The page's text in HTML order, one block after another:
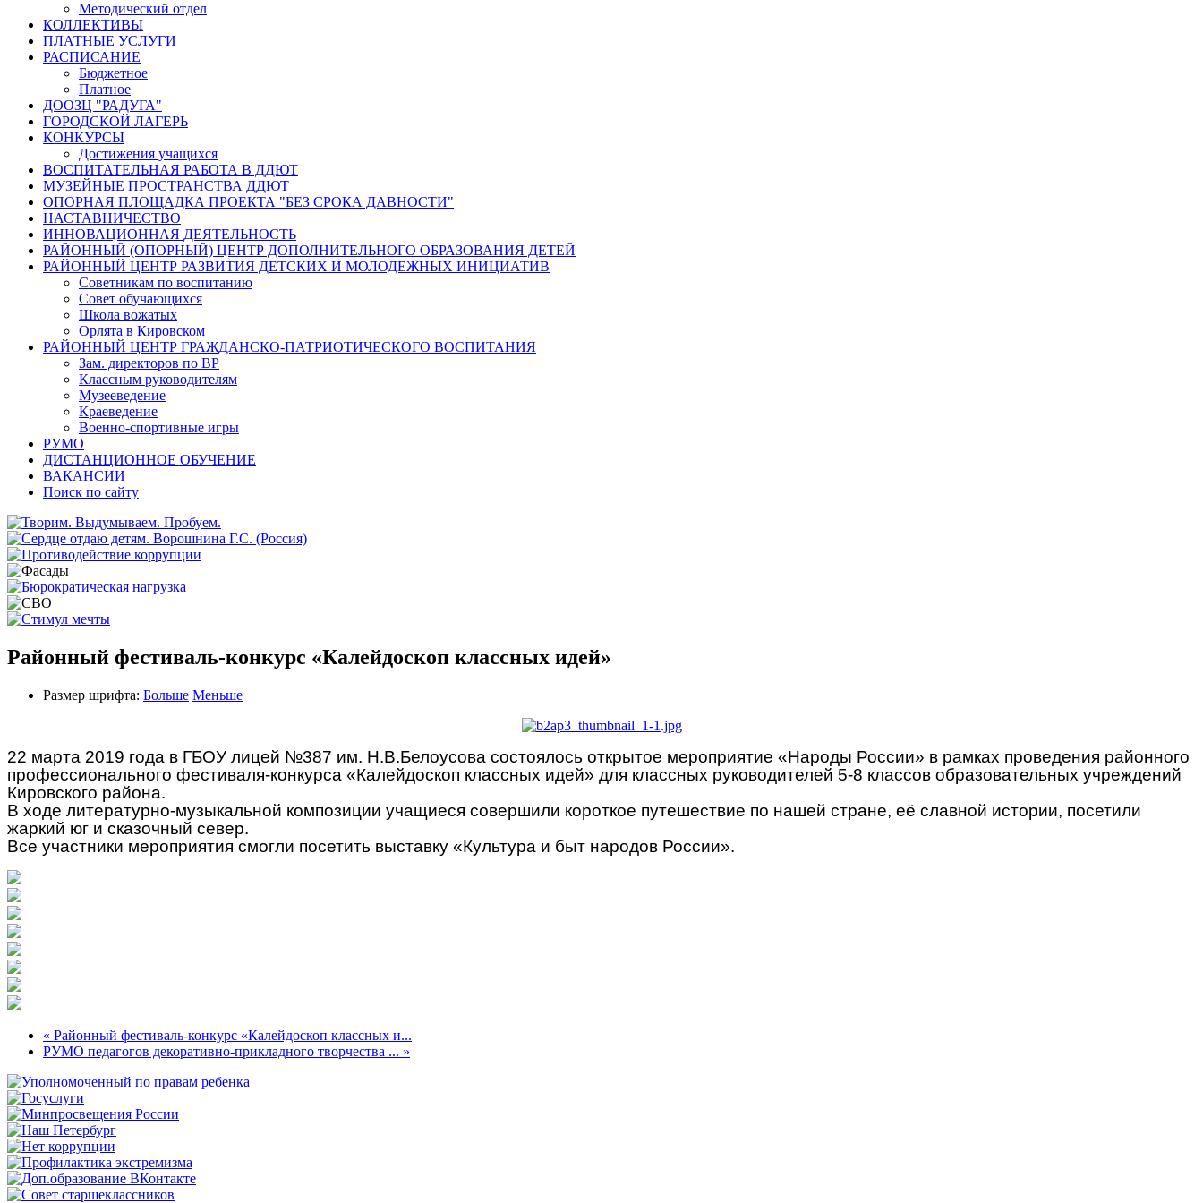
Методический отдел
КОЛЛЕКТИВЫ
ПЛАТНЫЕ УСЛУГИ
РАСПИСАНИЕ
Бюджетное
Платное
ДООЗЦ "РАДУГА"
ГОРОДСКОЙ ЛАГЕРЬ
КОНКУРСЫ
Достижения учащихся
ВОСПИТАТЕЛЬНАЯ РАБОТА В ДДЮТ
МУЗЕЙНЫЕ ПРОСТРАНСТВА ДДЮТ
ОПОРНАЯ ПЛОЩАДКА ПРОЕКТА "БЕЗ СРОКА ДАВНОСТИ"
НАСТАВНИЧЕСТВО
ИННОВАЦИОННАЯ ДЕЯТЕЛЬНОСТЬ
РАЙОННЫЙ (ОПОРНЫЙ) ЦЕНТР ДОПОЛНИТЕЛЬНОГО ОБРАЗОВАНИЯ ДЕТЕЙ
РАЙОННЫЙ ЦЕНТР РАЗВИТИЯ ДЕТСКИХ И МОЛОДЕЖНЫХ ИНИЦИАТИВ
Советникам по воспитанию
Совет обучающихся
Школа вожатых
Орлята в Кировском
РАЙОННЫЙ ЦЕНТР ГРАЖДАНСКО-ПАТРИОТИЧЕСКОГО ВОСПИТАНИЯ
Зам. директоров по ВР
Классным руководителям
Музееведение
Краеведение
Военно-спортивные игры
РУМО
ДИСТАНЦИОННОЕ ОБУЧЕНИЕ
ВАКАНСИИ
Поиск по сайту
Районный фестиваль-конкурс «Калейдоскоп классных идей»
Размер шрифта: Больше Меньше
22 марта 2019 года в ГБОУ лицей №387 им. Н.В.Белоусова состоялось открытое мероприятие «Народы России» в рамках проведения районного
профессионального фестиваля-конкурса «Калейдоскоп классных идей» для классных руководителей 5-8 классов образовательных учреждений
Кировского района.
В ходе литературно-музыкальной композиции учащиеся совершили короткое путешествие по нашей стране, её славной истории, посетили
жаркий юг и сказочный север.
Все участники мероприятия смогли посетить выставку «Культура и быт народов России».
« Районный фестиваль-конкурс «Калейдоскоп классных и...
РУМО педагогов декоративно-прикладного творчества ... »